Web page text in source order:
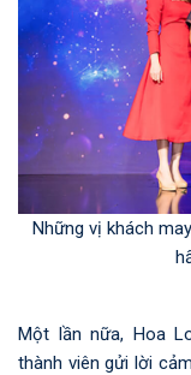
Những vị khách
Một lần nữa, Hoa
thành viên gửi lời